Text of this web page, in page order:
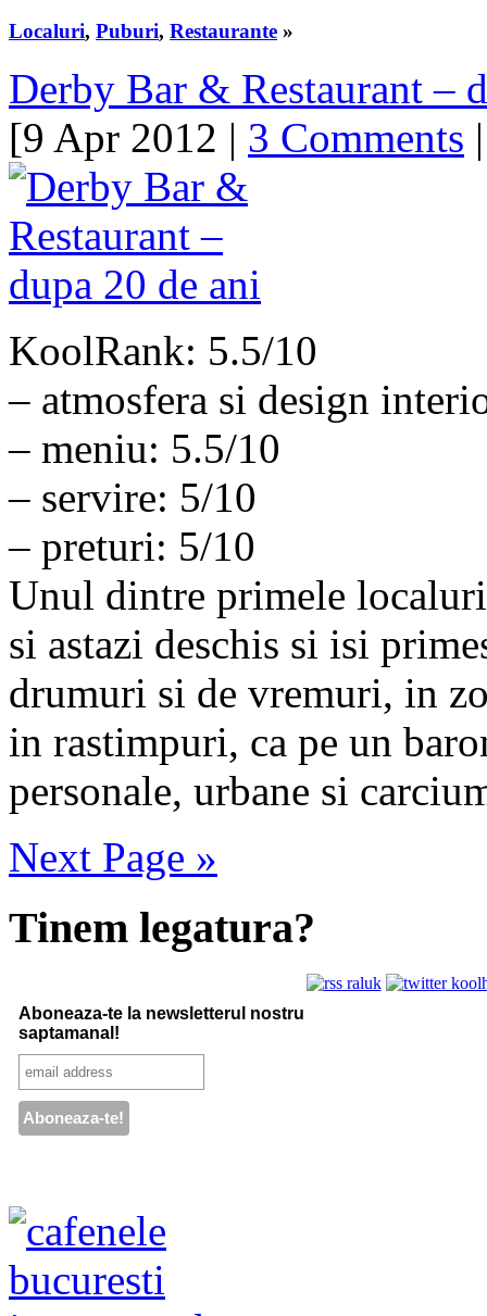
Localuri, Puburi, Restaurante »
Derby Bar & Restaurant –
[9 Apr 2012 | 3 Comments
KoolRank: 5.5/10
– atmosfera si design
– meniu: 5.5/10
– servire: 5/10
– preturi: 5/10
Unul dintre primele
si astazi deschis si isi
drumuri si de vremuri, in
in rastimpuri, ca pe un
personale, urbane si
Next Page »
Tinem legatura?
Aboneaza-te la newsletterul nostru
saptamanal!